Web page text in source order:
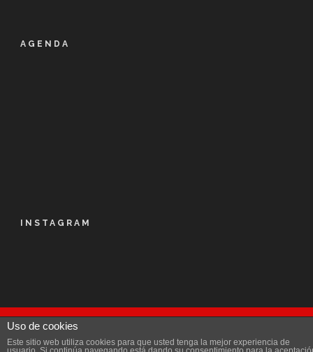
AGENDA
INSTAGRAM
© Kalapie 2016
Aviso Legal|Política de privacidad|Licencia|
Uso de cookies
Este sitio web utiliza cookies para que usted tenga la mejor experiencia de